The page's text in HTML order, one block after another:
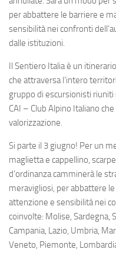
per abbattere le barriere e
sensibilità nei confronti
dalle istituzioni.
Il Sentiero Italia è un
che attraversa l’intero
gruppo di escursionisti riuniti
CAI – Club Alpino Italiano
valorizzazione.
Si parte il 3 giugno! Per un
maglietta e cappellino,
d’ordinanza camminerà le
meravigliosi, per abbattere
attenzione e sensibilità nei
coinvolte: Molise, Sardegna,
Campania, Lazio, Umbria,
Veneto, Piemonte,